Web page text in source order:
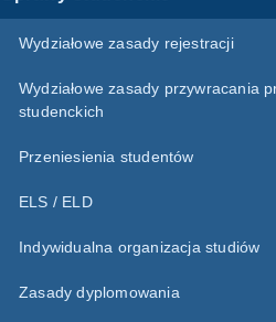
Wydziałowe zasady rejestracji
Wydziałowe zasady przywracania
studenckich
Przeniesienia studentów
ELS / ELD
Indywidualna organizacja studiów
Zasady dyplomowania